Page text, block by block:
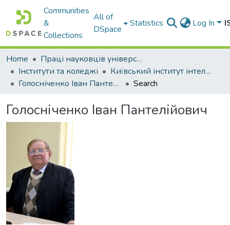
Communities
&
Collections
All of
DSpace
Statistics Log In
Home
Праці науковців університету
Інститути та коледжі
Київський інститут інтелектуальної власності та права Національного університету «Одеська юридична академія»
Голосніченко Іван Пантелійович
Search
Голосніченко Іван Пантелійович